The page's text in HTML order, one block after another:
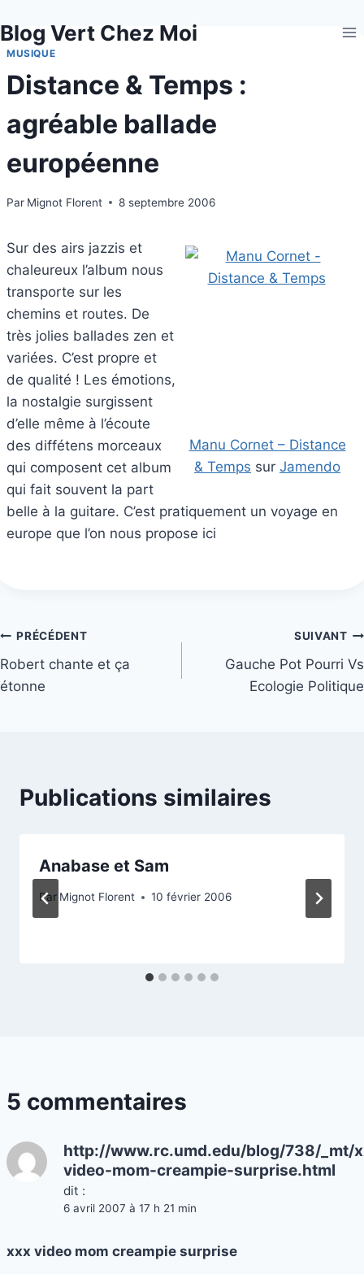
au
contenu
Blog Vert Chez Moi
MUSIQUE
Distance & Temps :
agréable ballade
européenne
Par Mignot Florent 8 septembre 2006
Manu Cornet – Distance
& Temps sur Jamendo
Sur des airs jazzis et
chaleureux l’album nous
transporte sur les
chemins et routes. De
très jolies ballades zen et
variées. C’est propre et
de qualité ! Les émotions,
la nostalgie surgissent
d’elle même à l’écoute
des diffétens morceaux
qui composent cet album
qui fait souvent la part
belle à la guitare. C’est pratiquement un voyage en
europe que l’on nous propose ici
Navigation
de
PRÉCÉDENT
Robert chante et ça
étonne
SUIVANT
Gauche Pot Pourri Vs
Ecologie Politique
Publications similaires
Anabase et Sam
Par Mignot Florent 10 février 2006
5 commentaires
http://www.rc.umd.edu/blog/738/_mt/
video-mom-creampie-surprise.html
dit :
6 avril 2007 à 17 h 21 min
xxx video mom creampie surprise